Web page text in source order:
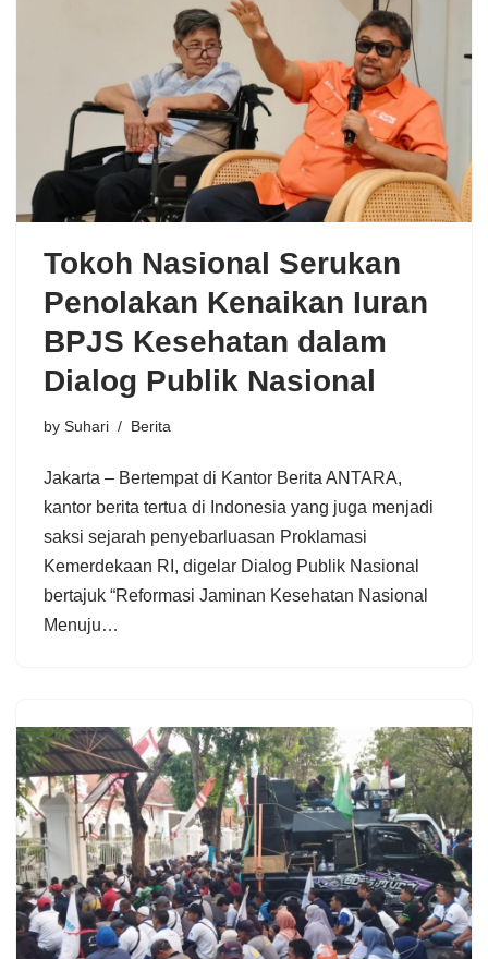
Tokoh Nasional Serukan
Penolakan Kenaikan Iuran
BPJS Kesehatan dalam
Dialog Publik Nasional
by Suhari Berita
Jakarta – Bertempat di Kantor Berita ANTARA,
kantor berita tertua di Indonesia yang juga menjadi
saksi sejarah penyebarluasan Proklamasi
Kemerdekaan RI, digelar Dialog Publik Nasional
bertajuk “Reformasi Jaminan Kesehatan Nasional
Menuju…